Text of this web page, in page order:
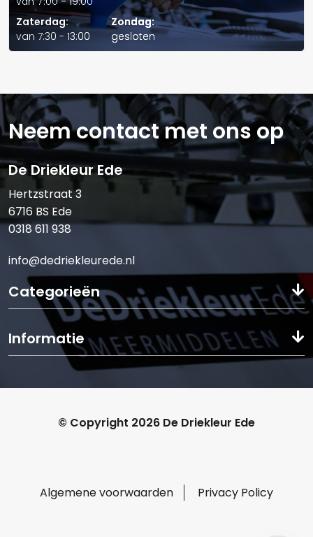
Zaterdag:
van 7:30 - 13:00
Zondag:
gesloten
E-mail:*
Verstuur offerte
Neem contact met ons op
De Driekleur Ede
Hertzstraat 3
6716 BS Ede
0318 611 938
info@dedriekleurede.nl
Categorieën
Informatie
© Copyright 2026 De Driekleur Ede
Algemene voorwaarden Privacy Policy